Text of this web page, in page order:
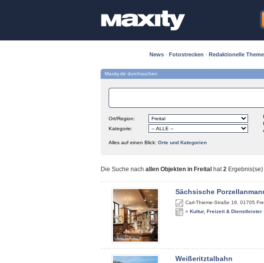
News · Fotostrecken · Redaktionelle
Maxity.de durchsuchen
Ort/Region:
Kategorie:
Alles auf einen Blick: Orte und Kategorien
Die Suche nach allen Objekten in Freital hat2
Sächsische
Carl-Thieme-Straße 16 01705
» Kultur, Freizeit & Dienstleister
Weißeritztalbahn